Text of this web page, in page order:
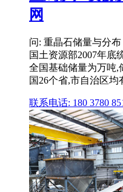
网
问: 重晶石储量与分
国土资源部2007年底
全国基础储量为万吨,
国26个省,市自治区
联系电话: 180 3780